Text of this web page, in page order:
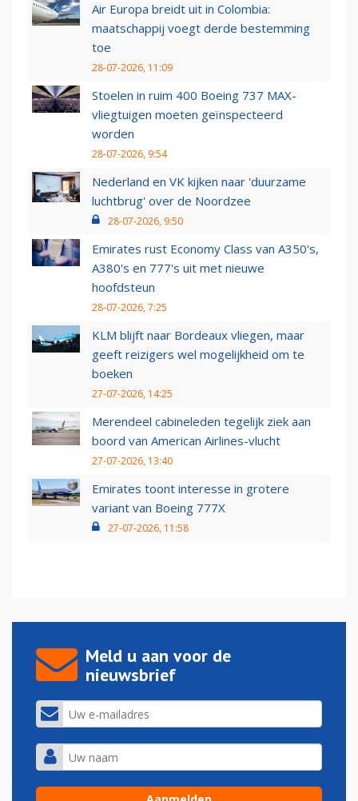
Air Europa breidt uit in Colombia:
maatschappij voegt derde bestemming
toe
28-07-2026, 11:09
Stoelen in ruim 400 Boeing 737 MAX-
vliegtuigen moeten geïnspecteerd
worden
28-07-2026, 9:54
Nederland en VK kijken naar 'duurzame
luchtbrug' over de Noordzee
28-07-2026, 9:50
Emirates rust Economy Class van A350's,
A380's en 777's uit met nieuwe
hoofdsteun
28-07-2026, 7:25
KLM blijft naar Bordeaux vliegen, maar
geeft reizigers wel mogelijkheid om te
boeken
27-07-2026, 14:25
Merendeel cabineleden tegelijk ziek aan
boord van American Airlines-vlucht
27-07-2026, 13:40
Emirates toont interesse in grotere
variant van Boeing 777X
27-07-2026, 11:58
Meld u aan voor de
nieuwsbrief